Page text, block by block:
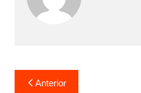
Anterior